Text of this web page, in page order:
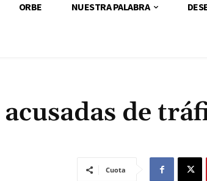
ORBE NUESTRA PALABRA
de
Cuota